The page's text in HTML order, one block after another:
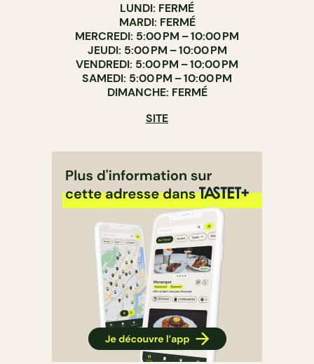
LUNDI: FERMÉ
MARDI: FERMÉ
MERCREDI: 5:00 PM – 10:00 PM
JEUDI: 5:00 PM – 10:00 PM
VENDREDI: 5:00 PM – 10:00 PM
SAMEDI: 5:00 PM – 10:00 PM
DIMANCHE: FERMÉ
SITE